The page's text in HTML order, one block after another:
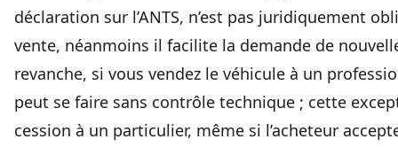
déclaration sur l’ANTS, n’est pas juridiquement
vente, néanmoins il facilite la demande de
revanche, si vous vendez le véhicule à un
peut se faire sans contrôle technique ; cette
cession à un particulier, même si l’acheteur